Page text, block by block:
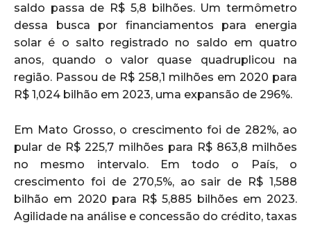
saldo passa de R$ 5,8 bilhões. Um termômetro
dessa busca por financiamentos para energia
solar é o salto registrado no saldo em quatro
anos, quando o valor quase quadruplicou na
região. Passou de R$ 258,1 milhões em 2020 para
R$ 1,024 bilhão em 2023, uma expansão de 296%.
Em Mato Grosso, o crescimento foi de 282%, ao
pular de R$ 225,7 milhões para R$ 863,8 milhões
no mesmo intervalo. Em todo o País, o
crescimento foi de 270,5%, ao sair de R$ 1,588
bilhão em 2020 para R$ 5,885 bilhões em 2023.
Agilidade na análise e concessão do crédito, taxas